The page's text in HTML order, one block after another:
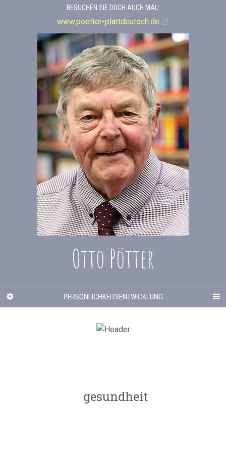
BESUCHEN SIE DOCH AUCH MAL:
www.poetter-plattdeutsch.de
Otto Pötter
PERSÖNLICHKEITSENTWICKLUNG
gesundheit